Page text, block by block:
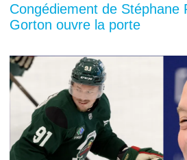
Congédiement de Stéphane
Gorton ouvre la porte